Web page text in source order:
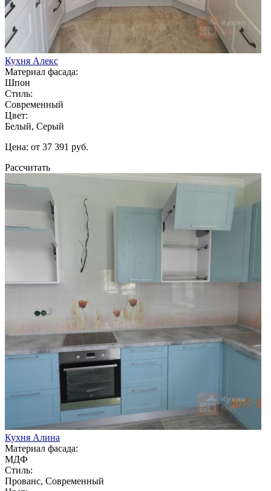
Кухня Алекс
Материал фасада:
Шпон
Стиль:
Современный
Цвет:
Белый, Серый
Цена: от 37 391 руб.
Рассчитать
Кухня Алина
Материал фасада:
МДФ
Стиль:
Прованс, Современный